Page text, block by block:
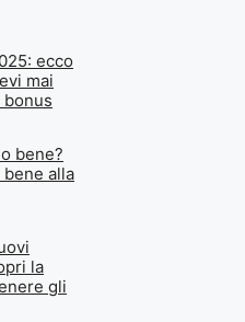
ecco
mai
bene?
bene alla
la
gli